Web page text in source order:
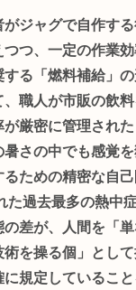
ジャグで自作す
つつ、一定の作業
する「燃料補給」
職人が市販の飲料
厳密に管理され
暑さの中でも感覚
ための精密な自己
た過去最多の熱中
差が、人間を「単
術を操る個」とし
規定しているこ